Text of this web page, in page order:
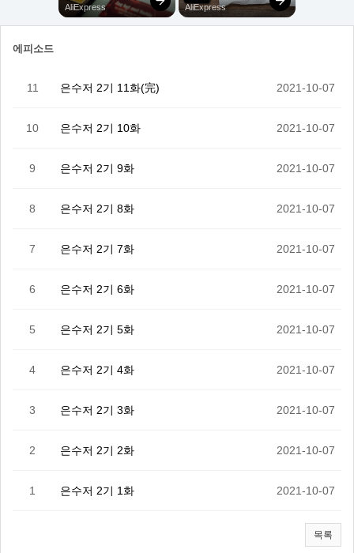
에피소드
11 은수저 2기 11화(完) 2021-10-07
10 은수저 2기 10화 2021-10-07
9 은수저 2기 9화 2021-10-07
8 은수저 2기 8화 2021-10-07
7 은수저 2기 7화 2021-10-07
6 은수저 2기 6화 2021-10-07
5 은수저 2기 5화 2021-10-07
4 은수저 2기 4화 2021-10-07
3 은수저 2기 3화 2021-10-07
2 은수저 2기 2화 2021-10-07
1 은수저 2기 1화 2021-10-07
목록